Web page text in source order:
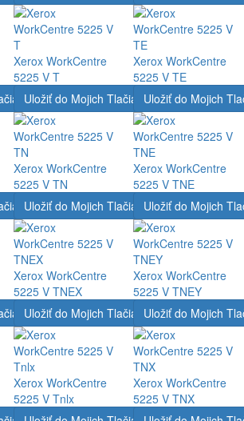
Xerox WorkCentre
5225 V T
Xerox WorkCentre
5225 V TE
Uložiť do Mojich Tlačiarní
Xerox WorkCentre
5225 V TN
Uložiť do Mojich
Xerox WorkCentre
5225 V TNE
Uložiť do Mojich Tlačiarní
Xerox WorkCentre
5225 V TNEX
Uložiť do Mojich
Xerox WorkCentre
5225 V TNEY
Uložiť do Mojich Tlačiarní
Xerox WorkCentre
5225 V Tnlx
Uložiť do Mojich
Xerox WorkCentre
5225 V TNX